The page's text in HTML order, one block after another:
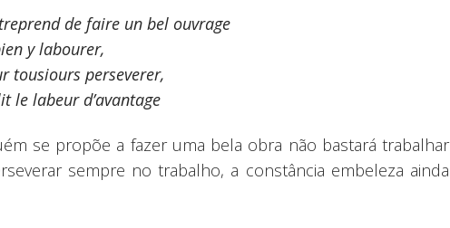
de faire un bel ouvrage
y labourer,
tousiours perseverer,
le labeur d’avantage
se propõe a fazer uma bela obra não bastará trabalhar
sempre no trabalho, a constância embeleza ainda